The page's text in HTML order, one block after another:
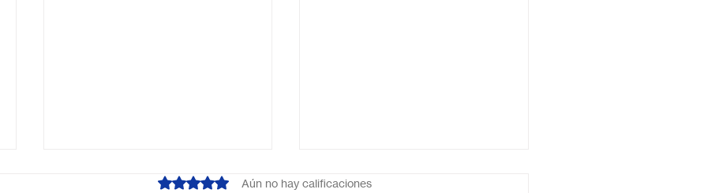
Obtuvo 0 de 5 estrellas.Aún no hay calificaciones